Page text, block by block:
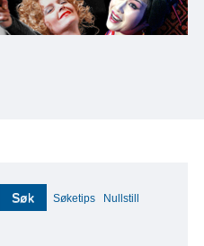
Søk Søketips Nullstill